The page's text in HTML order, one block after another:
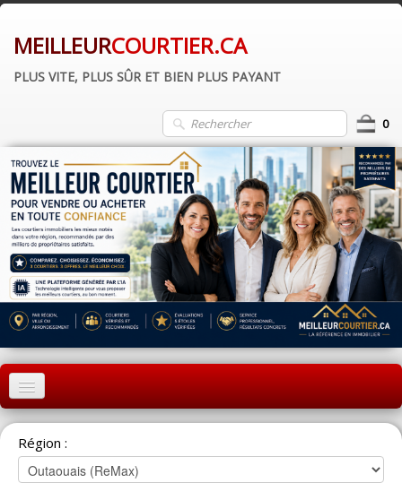
MEILLEURCOURTIER.CA
PLUS VITE, PLUS SÛR ET BIEN PLUS PAYANT
0
ACCUEIL
MONTRÉAL
QUÉBEC
Région :